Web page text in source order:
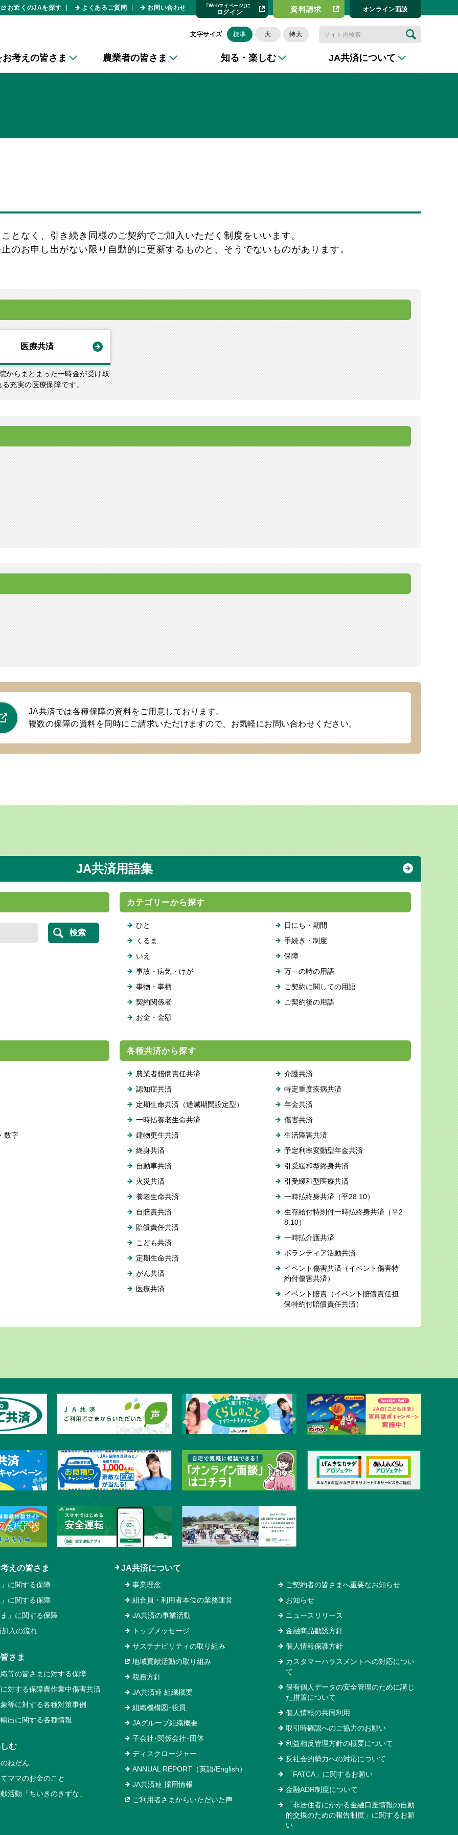
お近くのJAを探す よくあるご質問 お問い合わせ ｢Webマイページ｣に
ログイン 資料請求​ オンライン⾯談
文字サイズ 標準 大 特大
考えの皆さま 農業者の皆さま 知る・楽しむ JA共済について
となく、引き続き同様のご契約でご加入いただく制度をいいます。
のお申し出がない限り自動的に更新するものと、そうでないものがあります。
医療共済
からまとまった一時金が受け取
る充実の医療保障です。
JA共済では各種保障の資料をご用意しております。
複数の保障の資料を同時にご請求いただけますので、お気軽にお問い合わせください。
JA共済用語集
カテゴリーから探す
ひと
くるま
いえ
事故・病気・けが
事物・事柄
契約関係者
お金・金額
日にち・期間
手続き・制度
保障
万一の時の用語
ご契約に関しての用語
ご契約後の用語
数字
各種共済から探す
農業者賠償責任共済
認知症共済
定期生命共済（逓減期間設定型）
一時払養老生命共済
建物更生共済
終身共済
自動車共済
火災共済
養老生命共済
自賠責共済
賠償責任共済
こども共済
定期生命共済
がん共済
医療共済
介護共済
特定重度疾病共済
年金共済
傷害共済
生活障害共済
予定利率変動型年金共済
引受緩和型終身共済
引受緩和型医療共済
一時払終身共済（平28.10）
生存給付特則付一時払終身共済（平2
8.10）
一時払介護共済
ボランティア活動共済
イベント傷害共済（イベント傷害特
約付傷害共済）
イベント賠責（イベント賠償責任担
保特約付賠償責任共済）
えの皆さま
に関する保障
に関する保障
」に関する保障
入の流れ
さま
等の皆さまに対する保障
対する保障農作業中傷害共済
等に対する各種対策事例
出に関する各種情報
む
ねだん
ママのお金のこと
活動「ちいきのきずな」
JA共済について
事業理念
組合員・利用者本位の業務運営
JA共済の事業活動
トップメッセージ
サステナビリティの取り組み
地域貢献活動の取り組み
税務方針
JA共済連 組織概要
組織機構図･役員
JAグループ組織概要
子会社･関係会社･団体
ディスクロージャー
ANNUAL REPORT（英語/English）
JA共済連 採用情報
ご利用者さまからいただいた声
ご契約者の皆さまへ重要なお知らせ
お知らせ
ニュースリリース
金融商品勧誘方針
個人情報保護方針
カスタマーハラスメントへの対応につい
て
保有個人データの安全管理のために講じ
た措置について
個人情報の共同利用
取引時確認へのご協力のお願い
利益相反管理方針の概要について
反社会的勢力への対応について
「FATCA」に関するお願い
金融ADR制度について
「非居住者にかかる金融口座情報の自動
的交換のための報告制度」に関するお願
い